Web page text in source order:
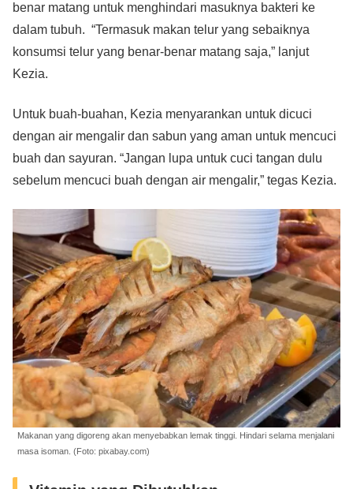
benar matang untuk menghindari masuknya bakteri ke
dalam tubuh. “Termasuk makan telur yang sebaiknya
konsumsi telur yang benar-benar matang saja,” lanjut
Kezia.
Untuk buah-buahan, Kezia menyarankan untuk dicuci
dengan air mengalir dan sabun yang aman untuk mencuci
buah dan sayuran. “Jangan lupa untuk cuci tangan dulu
sebelum mencuci buah dengan air mengalir,” tegas Kezia.
Makanan yang digoreng akan menyebabkan lemak tinggi. Hindari selama menjalani
masa isoman. (Foto: pixabay.com)